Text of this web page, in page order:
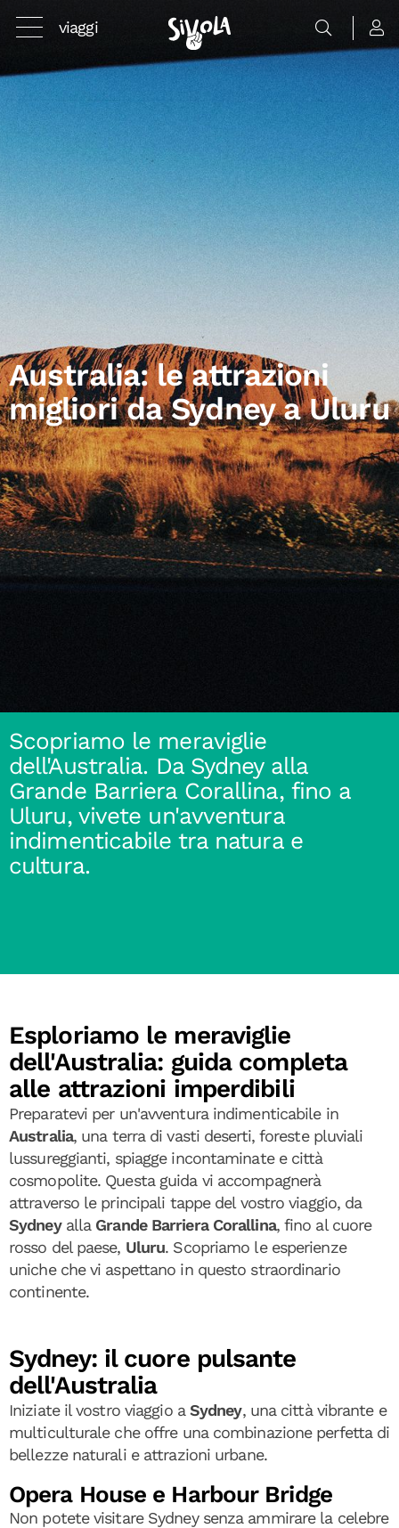
viaggi
Australia: le attrazioni
migliori da Sydney a Uluru
Scopriamo le meraviglie
dell'Australia. Da Sydney alla
Grande Barriera Corallina, fino a
Uluru, vivete un'avventura
indimenticabile tra natura e
cultura.
Esploriamo le meraviglie
dell'Australia: guida completa
alle attrazioni imperdibili
Preparatevi per un'avventura indimenticabile in
Australia, una terra di vasti deserti, foreste pluviali
lussureggianti, spiagge incontaminate e città
cosmopolite. Questa guida vi accompagnerà
attraverso le principali tappe del vostro viaggio, da
Sydney alla Grande Barriera Corallina, fino al cuore
rosso del paese, Uluru. Scopriamo le esperienze
uniche che vi aspettano in questo straordinario
continente.
Sydney: il cuore pulsante
dell'Australia
Iniziate il vostro viaggio a Sydney, una città vibrante e
multiculturale che offre una combinazione perfetta di
bellezze naturali e attrazioni urbane.
Opera House e Harbour Bridge
Non potete visitare Sydney senza ammirare la celebre